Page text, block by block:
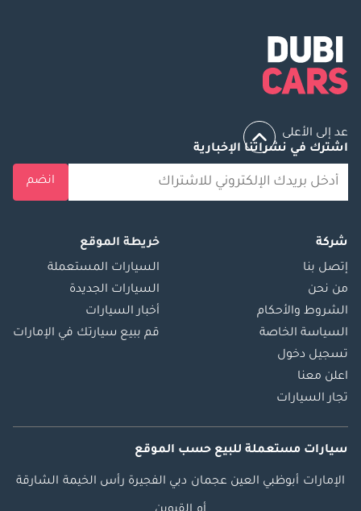
عد إلى الأعلى
اشترك في نشراتنا الإخبارية
انضم
شركة
إتصل بنا
من نحن
الشروط والأحكام
السياسة الخاصة
تسجيل دخول
اعلن معنا
تجار السيارات
خريطة الموقع
السيارات المستعملة
السيارات الجديدة
أخبار السيارات
قم ببيع سيارتك في الإمارات
سيارات مستعملة للبيع حسب الموقع
الإمارات أبوظبي العين عجمان دبي الفجيرة رأس الخيمة الشارقة